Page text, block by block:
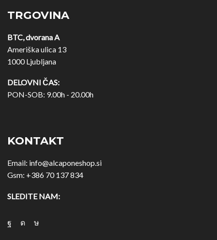
TRGOVINA
BTC, dvorana A
Ameriška ulica 13
1000 Ljubljana
DELOVNI ČAS:
PON-SOB: 9.00h - 20.00h
KONTAKT
Email: info@alcaponeshop.si
Gsm: +386 70 137 834
SLEDITE NAM: